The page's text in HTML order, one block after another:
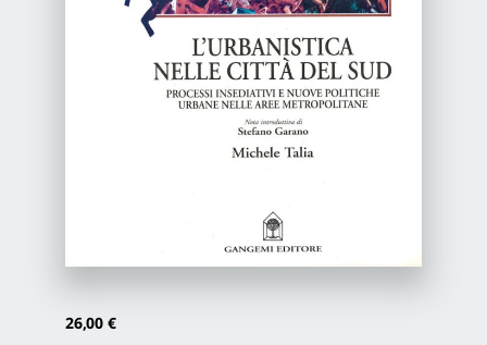
Proposte di pubblicazione
26,00 €